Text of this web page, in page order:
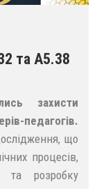
та А5.38
захисти
педагогів.
що
процесів,
та розробку